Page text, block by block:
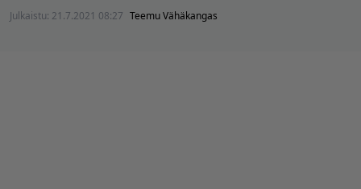
Julkaistu: 21.7.2021 08:27 Teemu Vähäkangas